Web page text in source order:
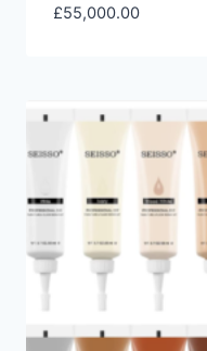
£55,000.00